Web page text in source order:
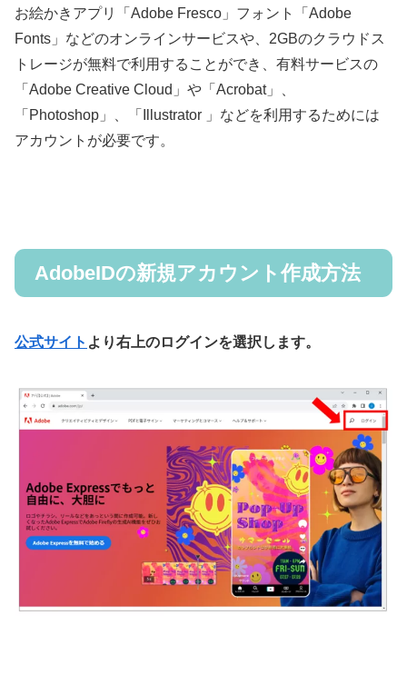
お絵かきアプリ「Adobe Fresco」フォント「Adobe
Fonts」などのオンラインサービスや、2GBのクラウドス
トレージが無料で利用することができ、有料サービスの
「Adobe Creative Cloud」や「Acrobat」、
「Photoshop」、「Illustrator 」などを利用するためには
アカウントが必要です。
AdobeIDの新規アカウント作成方法
公式サイト より右上のログインを選択します。